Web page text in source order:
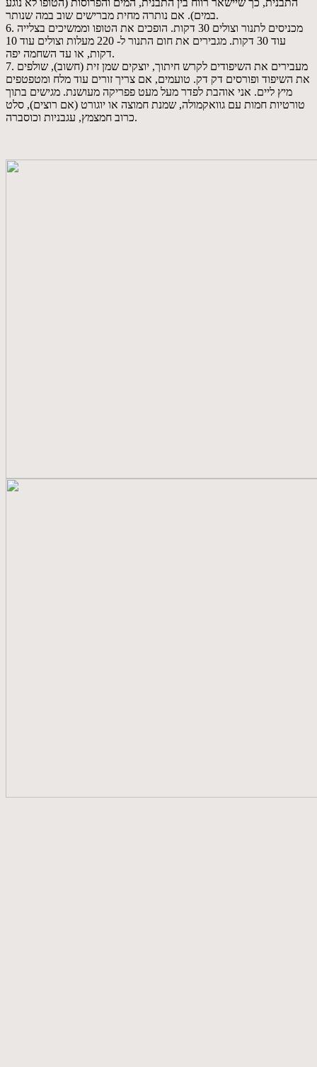
במים). אם נותרה מחית מברישים שוב במה שנותר.
6. מכניסים לתנור וצולים 30 דקות. הופכים את הטופו וממשיכים בצלייה
עוד 30 דקות. מגבירים את חום התנור ל- 220 מעלות וצולים עוד 10
דקות, או עד השחמה יפה.
7. מעבירים את השיפודים לקרש חיתוך, יוצקים שמן זית (חשוב), שולפים
את השיפוד ופורסים דק דק. טועמים, אם צריך זורים עוד מלח ומטפטפים
מיץ ליים. אני אוהבת לפדר מעל מעט פפריקה מעושנת. מגישים בתוך
טורטיות חמות עם גוואקמולה, שמנת חמוצה או יוגורט (אם רוצים), סלט
כרוב חמצמץ, עגבניות וכוסברה.